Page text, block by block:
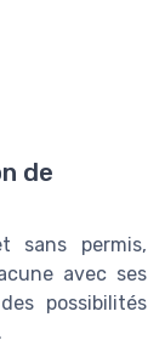
de
sans permis,
avec ses
possibilités